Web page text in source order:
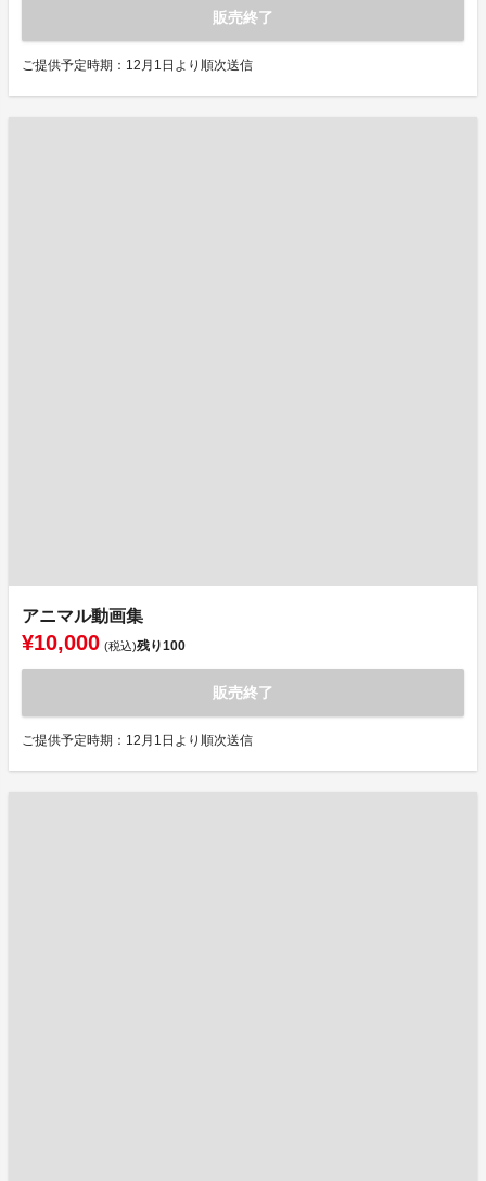
販売終了
ご提供予定時期：12月1日より順次送信
アニマル動画集
¥10,000 (税込)残り100
販売終了
ご提供予定時期：12月1日より順次送信